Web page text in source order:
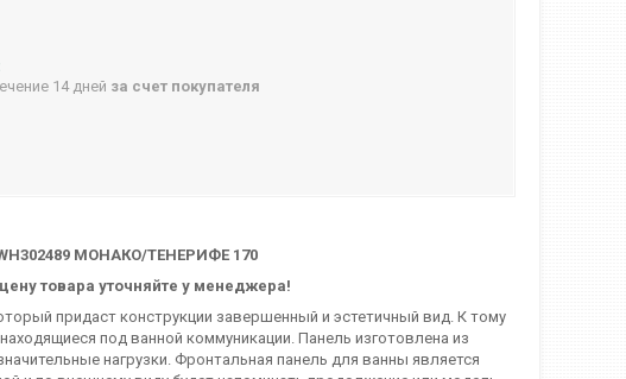
14 дней за счет покупателя
МОНАКО/ТЕНЕРИФЕ 170
товара уточняйте у менеджера!
придаст конструкции завершенный и эстетичный вид. К тому
под ванной коммуникации. Панель изготовлена из
нагрузки. Фронтальная панель для ванны является